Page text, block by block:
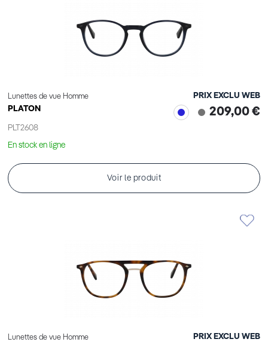
Lunettes de vue Homme
PLATON
PLT2608
PRIX EXCLU WEB
209,00 €
En stock en ligne
Voir le produit
Lunettes de vue Homme PRIX EXCLU WEB